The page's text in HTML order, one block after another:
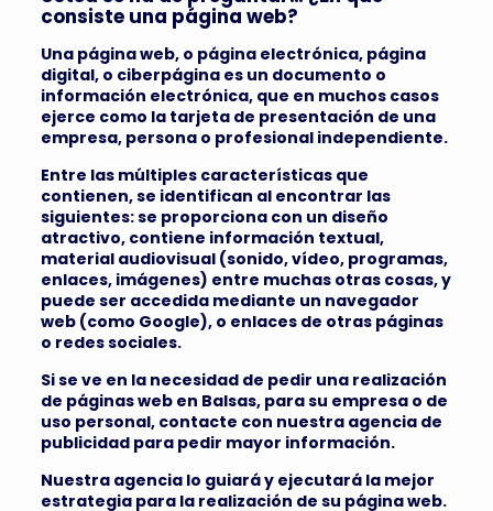
consiste una página web?
Una página web, o página electrónica, página
digital, o ciberpágina​ es un documento o
información electrónica, que en muchos casos
ejerce como la tarjeta de presentación de una
empresa, persona o profesional independiente.
Entre las múltiples características que
contienen, se identifican al encontrar las
siguientes: se proporciona con un diseño
atractivo, contiene información textual,
material audiovisual (sonido,vídeo, programas,
enlaces, imágenes) entre muchas otras cosas, y
puede ser accedida mediante un navegador
web (como Google), o enlaces de otras páginas
o redes sociales.
Si se ve en la necesidad de pedir una realización
de páginas web en Balsas, para su empresa o de
uso personal, contacte con nuestra agencia de
publicidad para pedir mayor información.
Nuestra agencia lo guiará y ejecutará la mejor
estrategia para la realización de su página web.